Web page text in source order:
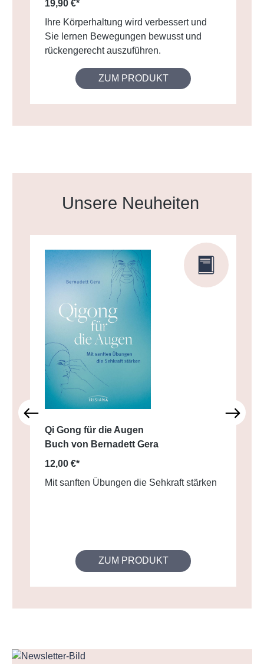
19,90 €*
Ihre Körperhaltung wird verbessert und
Sie lernen Bewegungen bewusst und
rückengerecht auszuführen.
ZUM PRODUKT
Produktgalerie überspringen
Unsere Neuheiten
Qi Gong für die Augen
Buch von Bernadett Gera
12,00 €*
Mit sanften Übungen die Sehkraft stärken
ZUM PRODUKT